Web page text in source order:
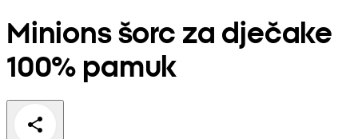
Minions šorc za dječake
100% pamuk